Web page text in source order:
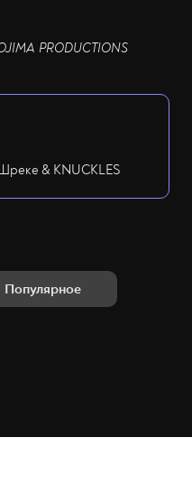
PRODUCTIONS
& KNUCKLES
Популярное